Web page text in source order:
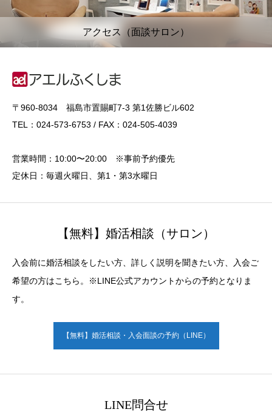
アクセス（面談サロン）
〒960-8034 福島市置賜町7-3 第1佐勝ビル602
TEL：024-573-6753 / FAX：024-505-4039
営業時間：10:00〜20:00 ※事前予約優先
定休日：毎週火曜日、第1・第3水曜日
【無料】婚活相談（サロン）
入会前に婚活相談をしたい方、詳しく説明を聞きたい方、入会ご
希望の方はこちら。※LINE公式アカウントからの予約となりま
す。
【無料】婚活相談・入会面談の予約（LINE）
LINE問合せ